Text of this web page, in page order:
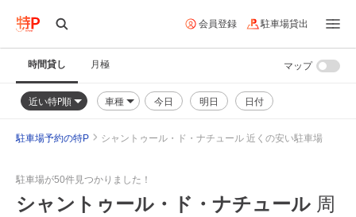
会員登録 駐車場貸出
時間貸し 月極
近い特P順 車種 今日 明日 日付
マップ
駐車場予約の特P シャントゥール・ド・ナチュール 近くの安い駐車場
駐車場が50件見つかりました！
シャントゥール・ド・ナチュール 周